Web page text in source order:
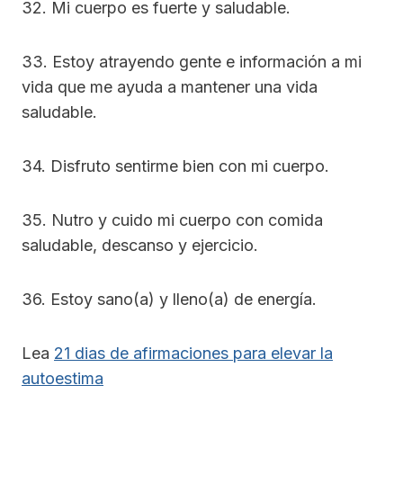
32. Mi cuerpo es fuerte y saludable.
33. Estoy atrayendo gente e información a mi
vida que me ayuda a mantener una vida
saludable.
34. Disfruto sentirme bien con mi cuerpo.
35. Nutro y cuido mi cuerpo con comida
saludable, descanso y ejercicio.
36. Estoy sano(a) y lleno(a) de energía.
Lea 21 dias de afirmaciones para elevar la
autoestima